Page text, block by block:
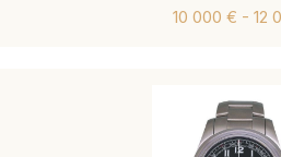
10 000 € - 12